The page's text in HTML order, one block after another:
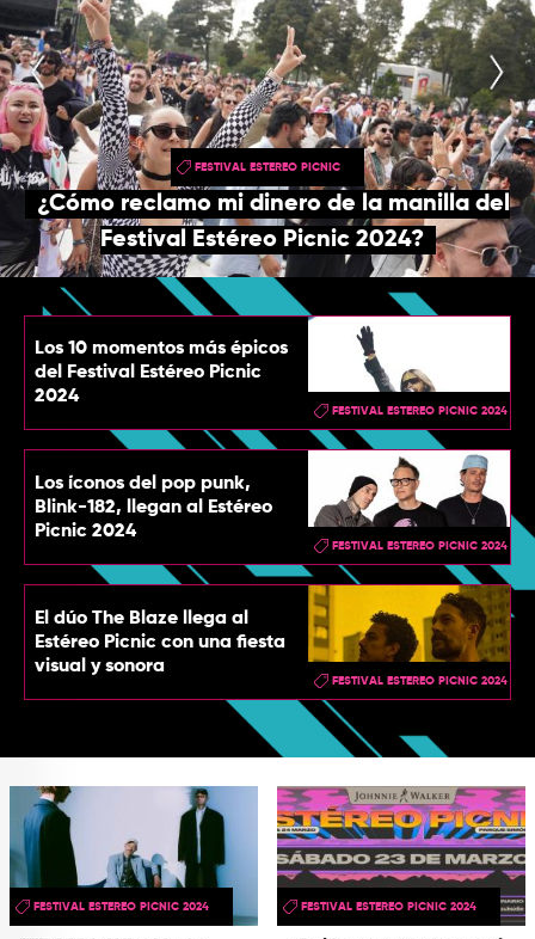
TOP
QUIÉNES SOMOS
CONTACTO
FESTIVAL ESTEREO PICNIC
¿Cómo reclamo mi dinero de la manilla del
Festival Estéreo Picnic 2024?
Los 10 momentos más épicos
del Festival Estéreo Picnic
2024
FESTIVAL ESTEREO PICNIC 2024
Los íconos del pop punk,
Blink-182, llegan al Estéreo
Picnic 2024
FESTIVAL ESTEREO PICNIC 2024
El dúo The Blaze llega al
Estéreo Picnic con una fiesta
visual y sonora
FESTIVAL ESTEREO PICNIC 2024
FESTIVAL ESTEREO PICNIC 2024 FESTIVAL ESTEREO PICNIC 2024